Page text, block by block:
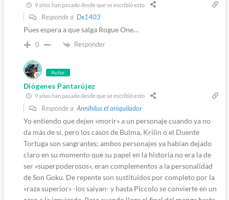
9 años han pasado desde que se escribió esto
Responde a Dx1403
Pues espera a que salga Rogue One…
0 Responder
Autor
Diógenes Pantarújez
9 años han pasado desde que se escribió esto
Responde a Annihilus el aniquilador
Yo entiendo que dejen «morir» a un personaje cuando ya no
da más de sí, pero los casos de Bulma, Krilin o el Duente
Tortuga son sangrantes; ambos personajes ya habían dejado
claro en su momento que su papel en la historia no era la de
ser «superpoderosos», eran complementos a la personalidad
de Son Goku. De repente son sustituidos por completo por la
«raza superior» -los saiyan- y hasta Piccolo se convierte en un